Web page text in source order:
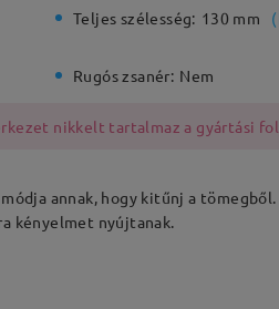
Teljes szélesség: 130 mm (
Rugós zsanér: Nem
nikkelt tartalmaz a gyártási
annak, hogy kitűnj a
kényelmet nyújtanak.